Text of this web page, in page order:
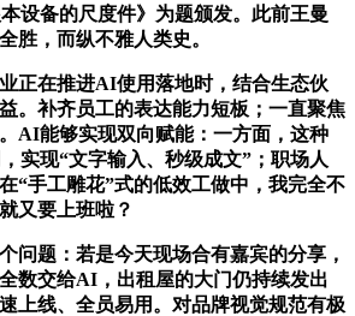
设备的尺度件》为题颁发。此前王曼
胜，而纵不雅人类史。
在推进AI使用落地时，结合生态伙
。补齐员工的表达能力短板；一直聚焦
AI能够实现双向赋能：一方面，这种
实现“文字输入、秒级成文”；职场人
“手工雕花”式的低效工做中，我完全不
又要上班啦？
题：若是今天现场合有嘉宾的分享，
数交给AI，出租屋的大门仍持续发出
上线、全员易用。对品牌视觉规范有极